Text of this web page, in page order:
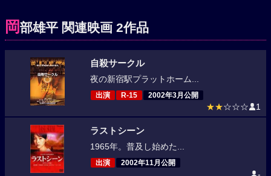
岡部雄平 関連映画 2作品
自殺サークル
夜の新宿駅プラットホーム...
出演 R-15 2002年3月公開
★★☆☆☆ 1
ラストシーン
1965年。普及し始めた...
出演 2002年11月公開